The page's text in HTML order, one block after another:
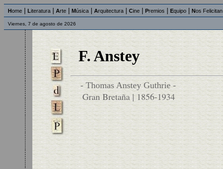
Home Literatura Arte Música Arquitectura Cine Premios Equipo Nos Felicitan
Viernes, 7 de agosto de 2026
F. Anstey
- Thomas Anstey Guthrie -
Gran Bretaña | 1856-1934